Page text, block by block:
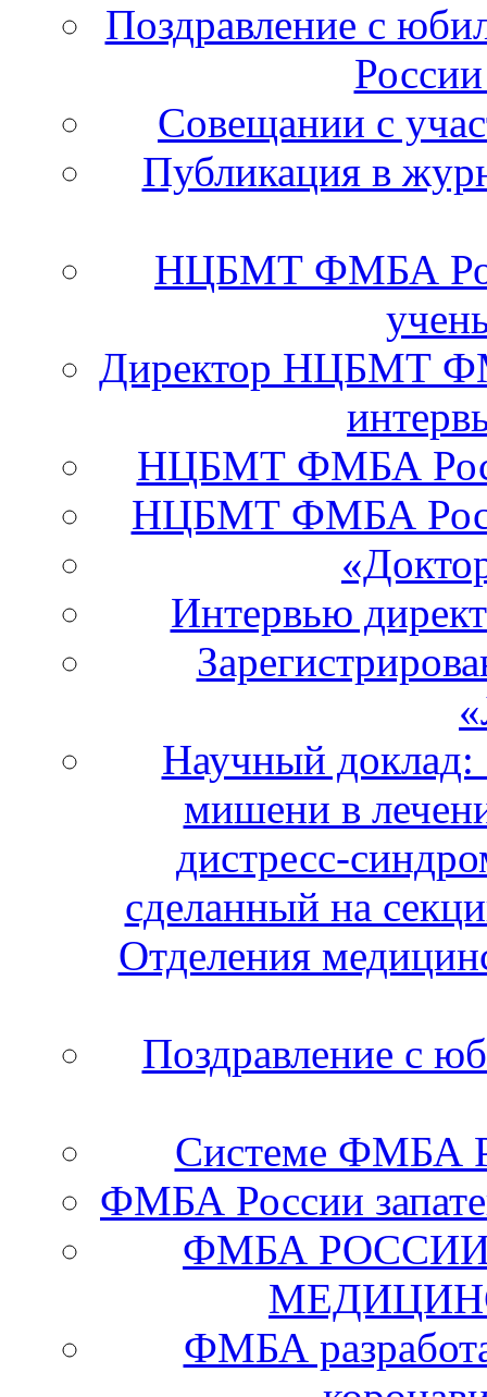
Поздравление с
Cовещании с
Публикация в
НЦБМТ ФМБА
Директор НЦБМТ
НЦБМТ ФМБА
НЦБМТ ФМБА
Интервью
Научный доклад:
мишени в
дистресс-
сделанный на
Отделения
Поздравление с
Системе ФМБА
ФМБА России
ФМБА
ФМБА